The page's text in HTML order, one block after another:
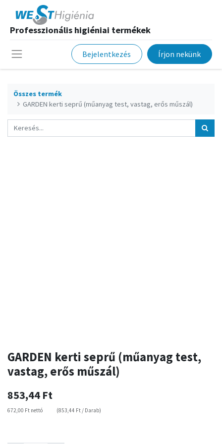
Professzionális higiéniai termékek
Bejelentkezés Írjon nekünk
Összes termék
GARDEN kerti seprű (műanyag test, vastag, erős műszál)
GARDEN kerti seprű (műanyag test,
vastag, erős műszál)
853,44 Ft
672,00 Ft nettó (853,44 Ft / Darab)